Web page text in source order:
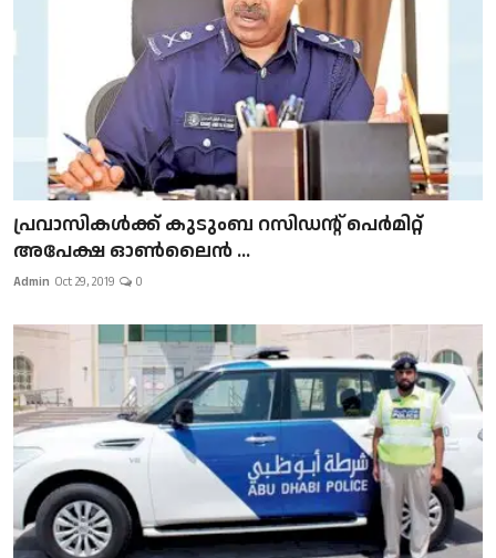
പ്രവാസികള്‍ക്ക് കുടുംബ റസിഡന്റ് പെർമിറ്റ്
അപേക്ഷ ഓൺലൈൻ ...
Admin Oct 29, 2019 0